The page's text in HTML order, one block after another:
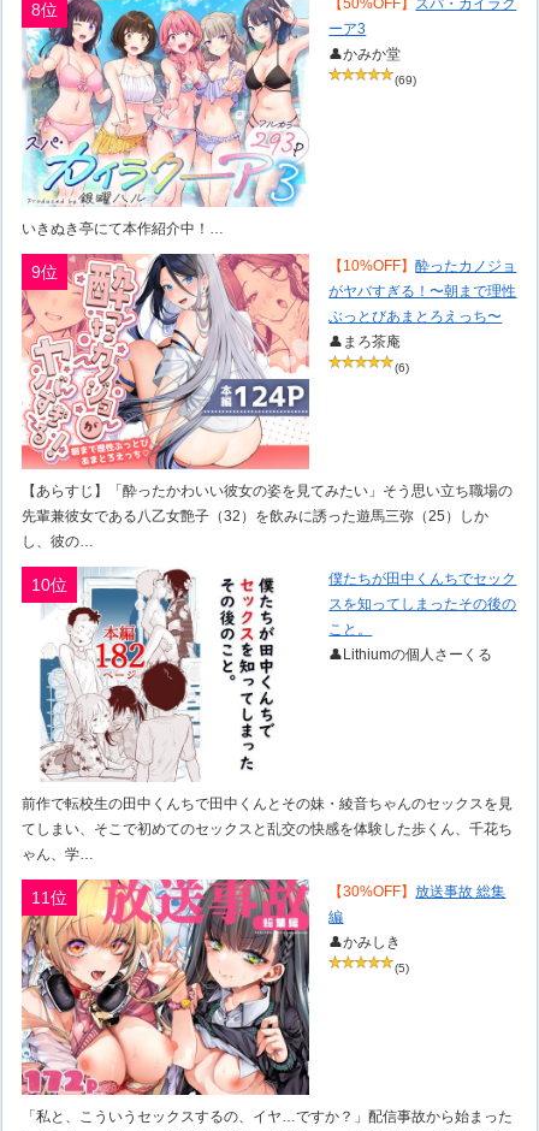
8位
ーア3
👤かみか堂
(69)
いきぬき亭にて本作紹介中！…
9位 【10%OFF】酔ったカノジョ
がヤバすぎる！〜朝まで理性
ぶっとびあまとろえっち〜
👤まろ茶庵
(6)
【あらすじ】「酔ったかわいい彼女の姿を見てみたい」そう思い立ち職場の
先輩兼彼女である八乙女艶子（32）を飲みに誘った遊馬三弥（25）しか
し、彼の…
10位
僕たちが田中くんちでセック
スを知ってしまったその後の
こと。
👤Lithiumの個人さーくる
前作で転校生の田中くんちで田中くんとその妹・綾音ちゃんのセックスを見
てしまい、そこで初めてのセックスと乱交の快感を体験した歩くん、千花ち
ゃん、学…
11位 【30%OFF】放送事故 総集
編
👤かみしき
(5)
「私と、こういうセックスするの、イヤ…ですか？」配信事故から始まった